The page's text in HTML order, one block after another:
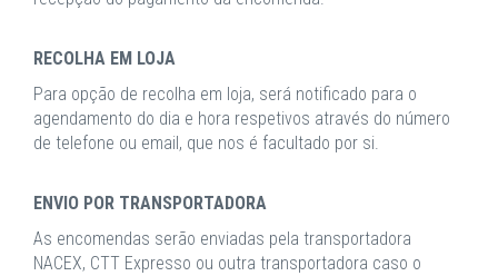
RECOLHA EM LOJA
Para opção de recolha em loja, será notificado para o
agendamento do dia e hora respetivos através do número
de telefone ou email, que nos é facultado por si.
ENVIO POR TRANSPORTADORA
As encomendas serão enviadas pela transportadora
NACEX, CTT Expresso ou outra transportadora caso o